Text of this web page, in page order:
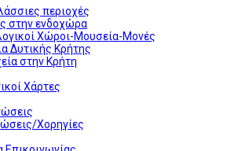
περιοχές
στην ενδοχώρα
Χώροι-Μουσεία-Μονές
Δυτικής Κρήτης
στην Κρήτη
Χάρτες
Χορηγίες